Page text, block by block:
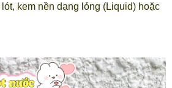
kem nền dạng lỏng (Liquid) hoặc